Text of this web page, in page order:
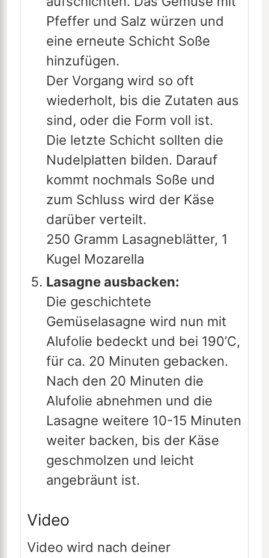
Pfeffer und Salz würzen und
eine erneute Schicht Soße
hinzufügen.
Der Vorgang wird so oft
wiederholt, bis die Zutaten aus
sind, oder die Form voll ist.
Die letzte Schicht sollten die
Nudelplatten bilden. Darauf
kommt nochmals Soße und
zum Schluss wird der Käse
darüber verteilt.
250 Gramm Lasagneblätter, 1
Kugel Mozarella
Lasagne ausbacken:
Die geschichtete
Gemüselasagne wird nun mit
Alufolie bedeckt und bei 190’C,
für ca. 20 Minuten gebacken.
Nach den 20 Minuten die
Alufolie abnehmen und die
Lasagne weitere 10-15 Minuten
weiter backen, bis der Käse
geschmolzen und leicht
angebräunt ist.
Video
Video wird nach deiner